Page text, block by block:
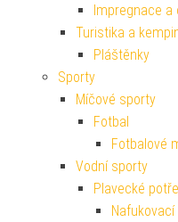
Impregnace a
Turistika a
Pláštěnky
Sporty
Míčové sporty
Fotbal
Fotbalové
Vodní sporty
Plavecké